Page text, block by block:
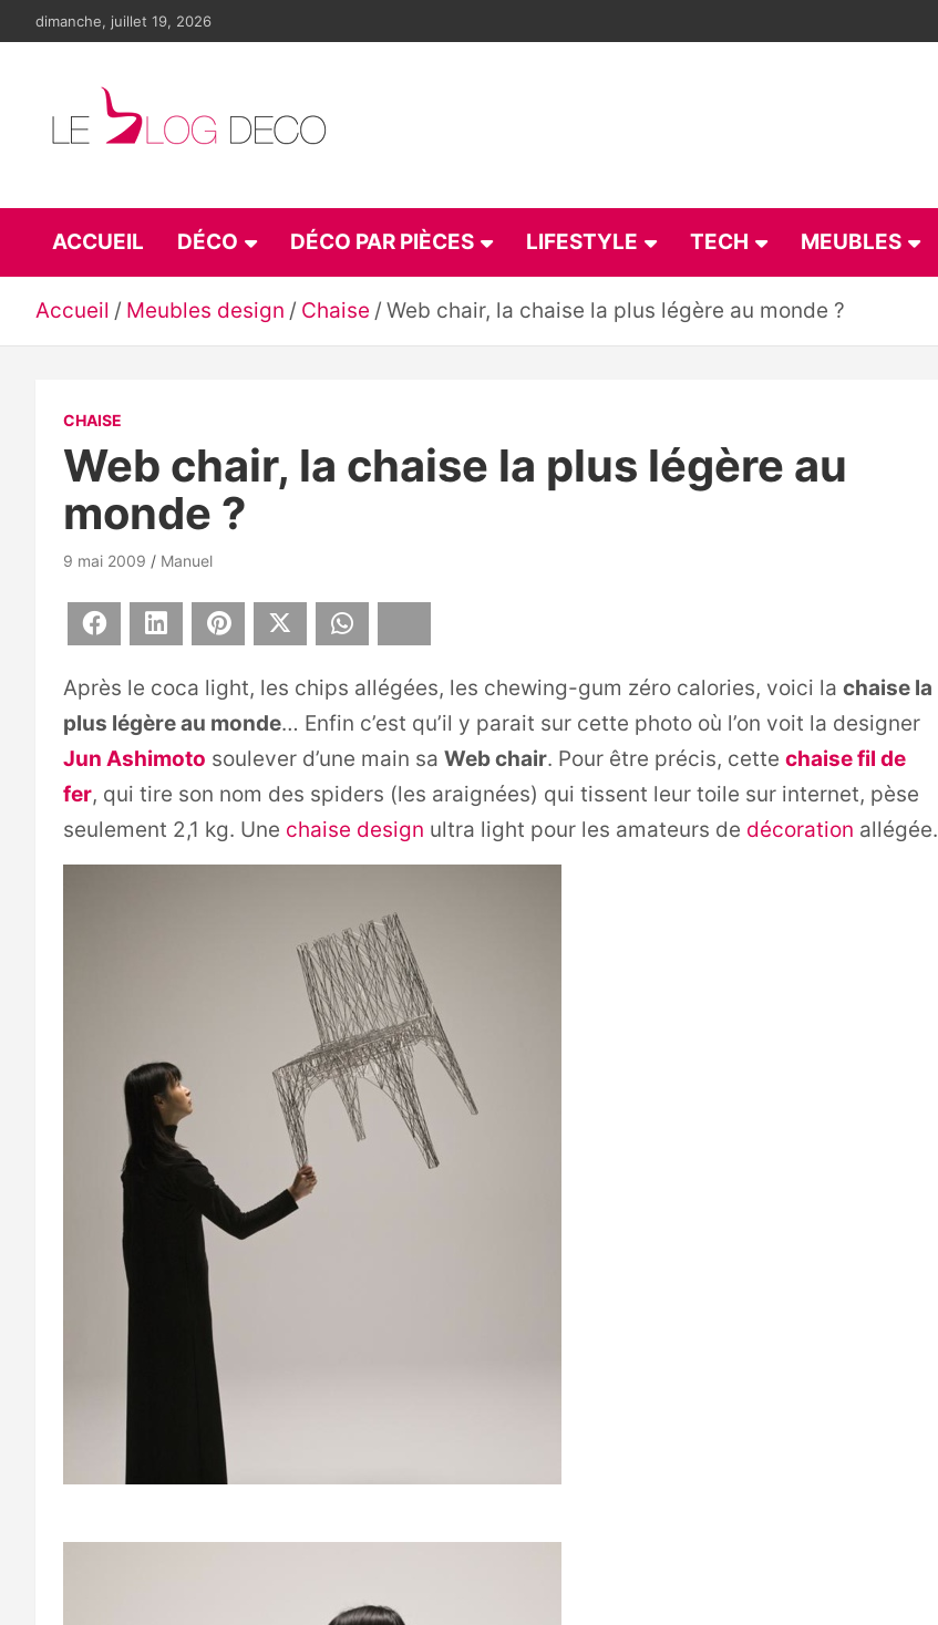
Allerdimanche, juillet 19, 2026
Le blog déco
ACCUEIL DÉCO DÉCO PAR PIÈCES LIFESTYLE TECH MEUBLES
Accueil Meubles design Chaise Web chair, la chaise la plus légère au monde ?
CHAISE
Web chair, la chaise la plus légère au
monde ?
9 mai 2009 Manuel
Facebook LinkedIn Pinterest
Après le coca light, les chips allégées, les chewing-gum zéro calories, voici la chaise la
plus légère au monde… Enfin c’est qu’il y parait sur cette photo où l’on voit la designer
Jun Ashimoto soulever d’une main sa Web chair. Pour être précis, cette chaisefil de
fer, qui tire son nom des spiders (les araignées) qui tissent leur toile sur internet, pèse
seulement 2,1 kg. Une chaise design ultra light pour les amateurs de décoration allégée.